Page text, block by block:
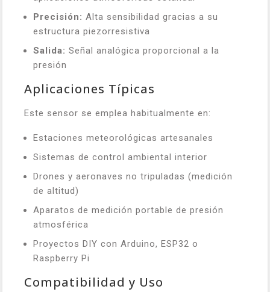
Precisión: Alta sensibilidad gracias a su
estructura piezorresistiva
Salida: Señal analógica proporcional a la
presión
Aplicaciones Típicas
Este sensor se emplea habitualmente en:
Estaciones meteorológicas artesanales
Sistemas de control ambiental interior
Drones y aeronaves no tripuladas (medición
de altitud)
Aparatos de medición portable de presión
atmosférica
Proyectos DIY con Arduino, ESP32 o
Raspberry Pi
Compatibilidad y Uso